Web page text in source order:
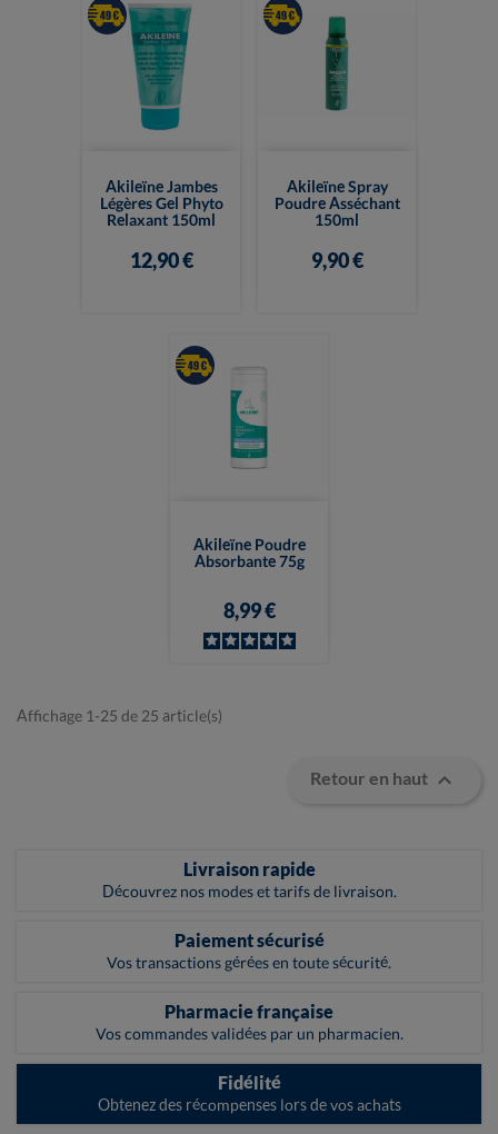
Akileïne Jambes
Légères Gel Phyto
Relaxant 150ml
12,90 €
Akileïne Spray
Poudre Asséchant
150ml
9,90 €
Akileïne Poudre
Absorbante 75g
8,99 €
Affichage 1-25 de 25 article(s)
Retour en haut 
Livraison rapide
Découvrez nos modes et tarifs de livraison.
Paiement sécurisé
Vos transactions gérées en toute sécurité.
Pharmacie française
Vos commandes validées par un pharmacien.
Fidélité
Obtenez des récompenses lors de vos achats